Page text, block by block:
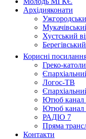
Архідияконати
Хустський
Корисні
Греко-
Логос-ТВ
Ютюб
Ютюб канал
РАДІО 7
Пряма
Контакти